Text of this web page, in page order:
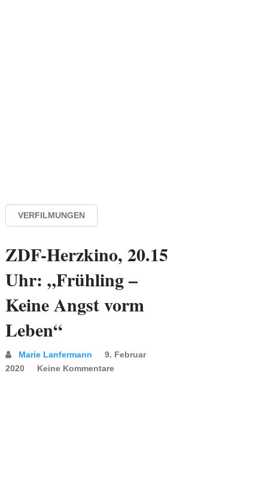
VERFILMUNGEN
ZDF-Herzkino, 20.15
Uhr: „Frühling –
Keine Angst vorm
Leben“
Marie Lanfermann
9. Februar
2020
Keine Kommentare